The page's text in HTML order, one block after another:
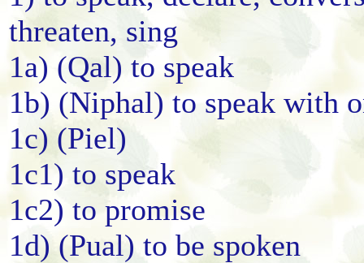
threaten, sing
1a) (Qal) to speak
1b) (Niphal) to speak with
1c) (Piel)
1c1) to speak
1c2) to promise
1d) (Pual) to be spoken